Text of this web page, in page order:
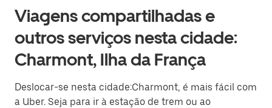
Viagens compartilhadas e
outros serviços nesta cidade:
Charmont, Ilha da França
Deslocar-se nesta cidade:Charmont, é mais fácil com
a Uber. Seja para ir à estação de trem ou ao